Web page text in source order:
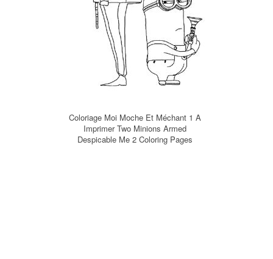
Coloriage Moi Moche Et Méchant 1 A
Imprimer Two Minions Armed
Despicable Me 2 Coloring Pages